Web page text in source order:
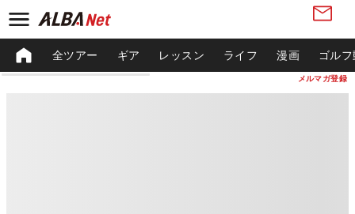
メルマガ登録
全ツアー ギア レッスン ライフ 漫画 ゴル